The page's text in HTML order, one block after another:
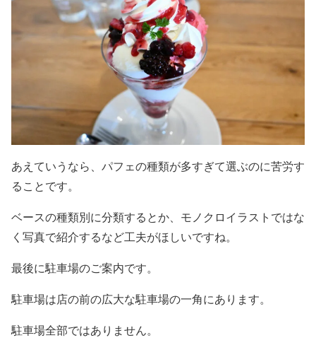
あえていうなら、パフェの種類が多すぎて選ぶのに苦労す
ることです。
ベースの種類別に分類するとか、モノクロイラストではな
く写真で紹介するなど工夫がほしいですね。
最後に駐車場のご案内です。
駐車場は店の前の広大な駐車場の一角にあります。
駐車場全部ではありません。